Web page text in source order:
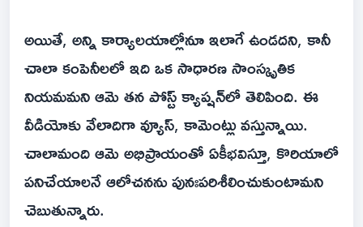
అయితే, అన్ని కార్యాలయాల్లోనూ ఇలాగే ఉండదని, కానీ
చాలా కంపెనీలలో ఇది ఒక సాధారణ సాంస్కృతిక
నియమమని ఆమె తన పోస్ట్ క్యాప్షన్‌లో తెలిపింది. ఈ
వీడియోకు వేలాదిగా వ్యూస్, కామెంట్లు వస్తున్నాయి.
చాలామంది ఆమె అభిప్రాయంతో ఏకీభవిస్తూ, కొరియాలో
పనిచేయాలనే ఆలోచనను పునఃపరిశీలించుకుంటామని
చెబుతున్నారు.